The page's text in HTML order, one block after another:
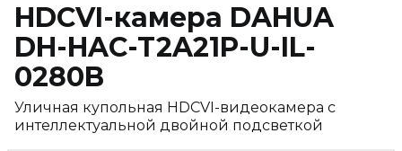
HDCVI-камера DAHUA
DH-HAC-T2A21P-U-IL-
0280B
Уличная купольная HDCVI-видеокамера с
интеллектуальной двойной подсветкой